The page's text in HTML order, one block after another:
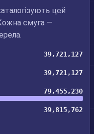
цей
смуга —
39,721,127
39,721,127
79,455,230
39,815,762